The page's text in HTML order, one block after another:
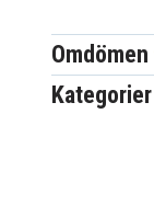
Pro
Omdömen
Kategorier